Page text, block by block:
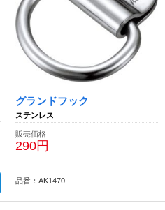
グランドフック
ステンレス
販売価格
290円
品番：AK1470